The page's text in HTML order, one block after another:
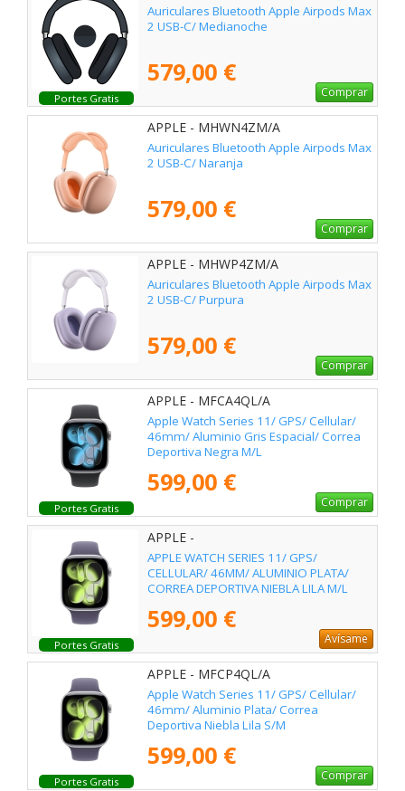
Portes Gratis
Auriculares Bluetooth Apple Airpods Max
2 USB-C/ Medianoche
579,00 €
Comprar
APPLE - MHWN4ZM/A
Auriculares Bluetooth Apple Airpods Max
2 USB-C/ Naranja
579,00 €
Comprar
APPLE - MHWP4ZM/A
Auriculares Bluetooth Apple Airpods Max
2 USB-C/ Purpura
579,00 €
Comprar
Portes Gratis
APPLE - MFCA4QL/A
Apple Watch Series 11/ GPS/ Cellular/
46mm/ Aluminio Gris Espacial/ Correa
Deportiva Negra M/L
599,00 €
Comprar
Portes Gratis
APPLE -
APPLE WATCH SERIES 11/ GPS/
CELLULAR/ 46MM/ ALUMINIO PLATA/
CORREA DEPORTIVA NIEBLA LILA M/L
599,00 €
Avísame
Portes Gratis
APPLE - MFCP4QL/A
Apple Watch Series 11/ GPS/ Cellular/
46mm/ Aluminio Plata/ Correa
Deportiva Niebla Lila S/M
599,00 €
Comprar